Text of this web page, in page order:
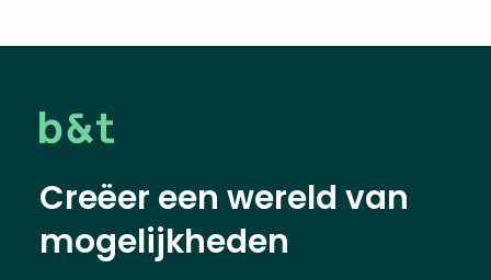
Creëer een wereld van
mogelijkheden